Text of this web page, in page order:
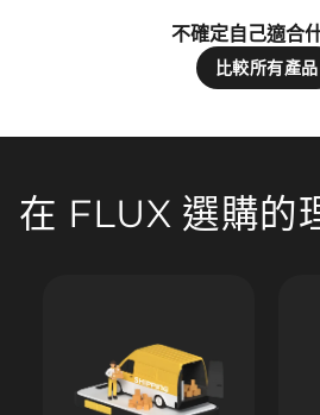
不確定自己適合
比較所有產品
在 FLUX 選購的